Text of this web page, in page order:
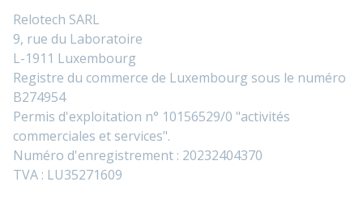
Relotech SARL
9, rue du Laboratoire
L-1911 Luxembourg
Registre du commerce de Luxembourg sous le numéro
B274954
Permis d'exploitation n° 10156529/0 "activités
commerciales et services".
Numéro d'enregistrement : 20232404370
TVA : LU35271609